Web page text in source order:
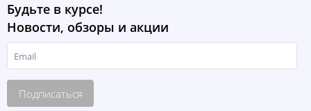
Будьте в курсе!
Новости, обзоры и акции
Подписаться